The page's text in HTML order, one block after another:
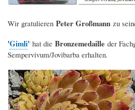
Wir gratulieren Peter Großmann zu
'Gimli' hat die Bronzemedaille der
Sempervivum/Jovibarba erhalten.